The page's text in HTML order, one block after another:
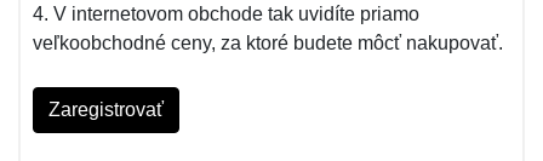
4. V internetovom obchode tak uvidíte priamo
veľkoobchodné ceny, za ktoré budete môcť nakupovať.
Zaregistrovať